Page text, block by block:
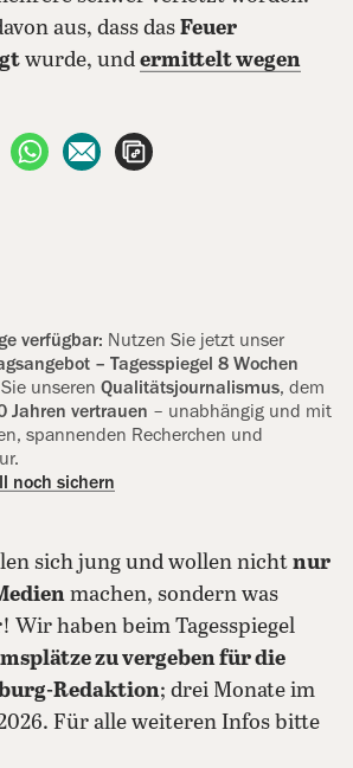
aus, dass das Feuer
wurde, und ermittelt wegen
teilen
auf X teilenper WhatsApp teilen
per E-Mail teilen
verfügbar: Nutzen Sie jetzt unser
– Tagesspiegel 8 Wochen
unseren Qualitätsjournalismus, dem
Jahren vertrauen – unabhängig und mit
spannenden Recherchen und
noch sichern
sich jung und wollen nicht nur
machen, sondern was
Wir haben beim Tagesspiegel
zu vergeben für die
Redaktion; drei Monate im
Für alle weiteren Infos bitte